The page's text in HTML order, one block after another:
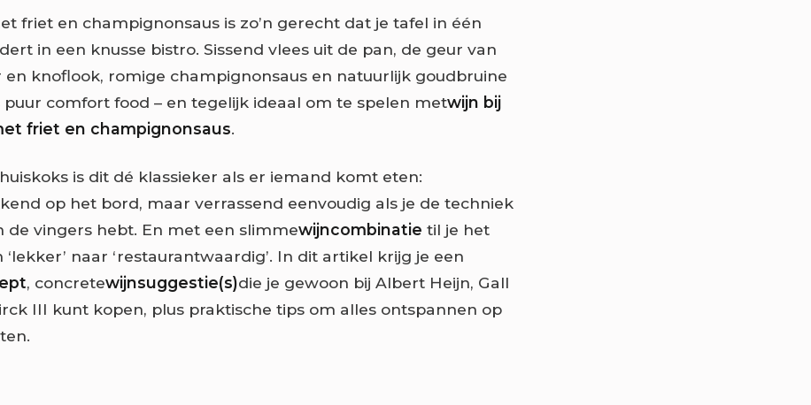
friet en champignonsaus is zo’n gerecht dat je tafel in één
in een knusse bistro. Sissend vlees uit de pan, de geur van
knoflook, romige champignonsaus en natuurlijk goudbruine
puur comfort food – en tegelijk ideaal om te spelen metwijn bij
friet en champignonsaus.
is dit dé klassieker als er iemand komt eten:
op het bord, maar verrassend eenvoudig als je de techniek
de vingers hebt. En met een slimmewijncombinatie til je het
‘lekker’ naar ‘restaurantwaardig’. In dit artikel krijg je een
, concretewijnsuggestie(s)die je gewoon bij Albert Heijn, Gall
III kunt kopen, plus praktische tips om alles ontspannen op